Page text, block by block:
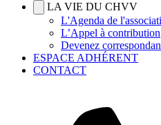
LA VIE DU CHVV
L'Agenda de
L’Appel à contribution
Devenez
ESPACE ADHÉRENT
CONTACT